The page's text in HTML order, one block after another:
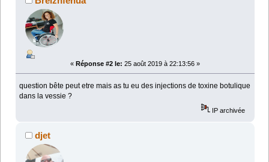
« Réponse #2 le: 25 août 2019 à 22:13:56 »
question bête peut etre mais as tu eu des injections de toxine botulique
dans la vessie ?
IP archivée
djet